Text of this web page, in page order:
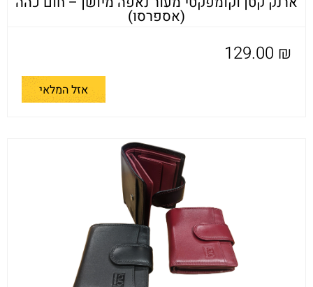
(אספרסו)
129.00 ₪
אזל המלאי